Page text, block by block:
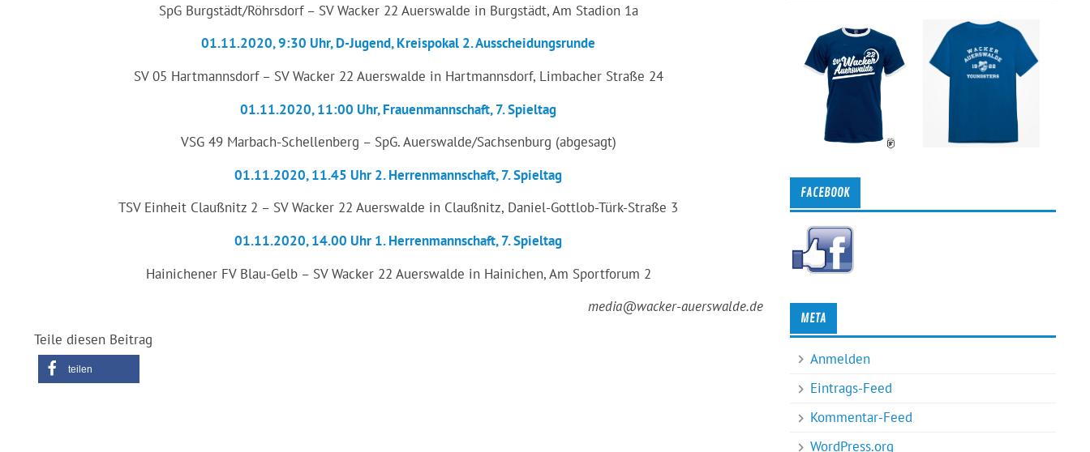
SpG Burgstädt/Röhrsdorf – SV Wacker 22 Auerswalde in Burgstädt, Am Stadion 1a
01.11.2020, 9:30 Uhr, D-Jugend, Kreispokal 2. Ausscheidungsrunde
SV 05 Hartmannsdorf – SV Wacker 22 Auerswalde in Hartmannsdorf, Limbacher Straße 24
01.11.2020, 11:00 Uhr, Frauenmannschaft, 7. Spieltag
VSG 49 Marbach-Schellenberg – SpG. Auerswalde/Sachsenburg (abgesagt)
01.11.2020, 11.45 Uhr 2. Herrenmannschaft, 7. Spieltag
TSV Einheit Claußnitz 2 – SV Wacker 22 Auerswalde in Claußnitz, Daniel-Gottlob-Türk-Straße 3
01.11.2020, 14.00 Uhr 1. Herrenmannschaft, 7. Spieltag
Hainichener FV Blau-Gelb – SV Wacker 22 Auerswalde in Hainichen, Am Sportforum 2
media@wacker-auerswalde.de
Teile diesen Beitrag
teilen
FACEBOOK
META
Anmelden
Eintrags-Feed
Kommentar-Feed
WordPress.org